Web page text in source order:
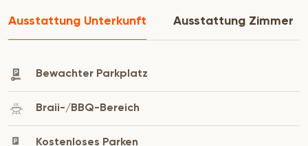
ist vorhanden.
Terrasse mit einem eingebauten Grill und einem
Essbereich im Freien mit Blick auf den
Kaltwasser-Jacuzzi und den Swimmingpool. Ein
Ausstattung Unterkunft Ausstattung Zimmer
Bewachter Parkplatz
Braii-/BBQ-Bereich
Kostenloses Parken